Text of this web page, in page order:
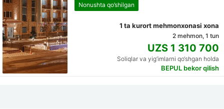
Nonushta qo’shilgan
1 ta kurort mehmonxonasi xona
2 mehmon, 1 tun
UZS 1 310 700
Soliqlar va yig‘imlarni qo‘shgan holda
BEPUL bekor qilish